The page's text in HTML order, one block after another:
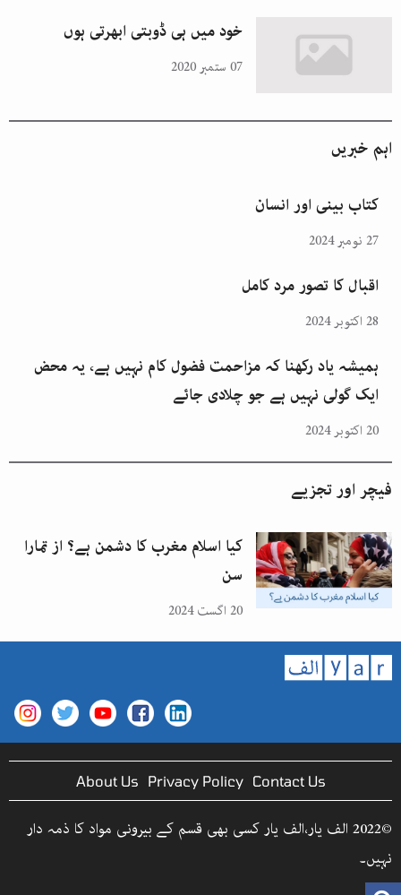
خود میں ہی ڈوبتی ابھرتی ہوں
07 ستمبر 2020
اہم خبریں
کتاب بینی اور انسان
27 نومبر 2024
اقبال کا تصور مرد کامل
28 اکتوبر 2024
ہمیشہ یاد رکھنا کہ مزاحمت فضول کام نہیں ہے، یہ محض
ایک گولی نہیں ہے جو چلادی جائے
20 اکتوبر 2024
فیچر اور تجزیے
کیا اسلام مغرب کا دشمن ہے؟ از تمارا
سن
20 اگست 2024
About Us Privacy Policy Contact Us
©2022 الف یار،الف یار کسی بھی قسم کے بیرونی مواد کا ذمہ دار
نہیں۔